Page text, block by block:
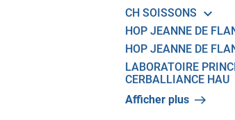
CH SOISSONS
HOP JEANNE DE
HOP JEANNE DE
LABORATOIRE
CERBALLIANCE HAU
Afficher plus